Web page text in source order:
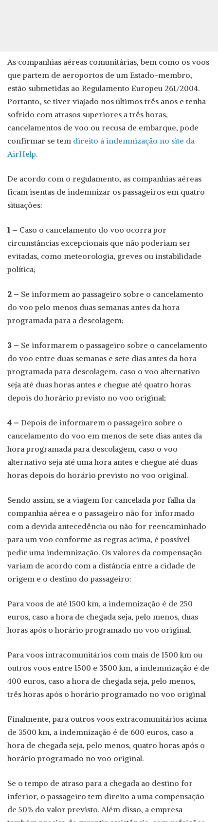
As companhias aéreas comunitárias, bem como os voos
que partem de aeroportos de um Estado-membro,
estão submetidas ao Regulamento Europeu 261/2004.
Portanto, se tiver viajado nos últimos três anos e tenha
sofrido com atrasos superiores a três horas,
cancelamentos de voo ou recusa de embarque, pode
confirmar se tem direito à indemnização no site da
AirHelp.
De acordo com o regulamento, as companhias aéreas
ficam isentas de indemnizar os passageiros em quatro
situações:
1 – Caso o cancelamento do voo ocorra por
circunstâncias excepcionais que não poderiam ser
evitadas, como meteorologia, greves ou instabilidade
política;
2 – Se informem ao passageiro sobre o cancelamento
do voo pelo menos duas semanas antes da hora
programada para a descolagem;
3 – Se informarem o passageiro sobre o cancelamento
do voo entre duas semanas e sete dias antes da hora
programada para descolagem, caso o voo alternativo
seja até duas horas antes e chegue até quatro horas
depois do horário previsto no voo original;
4 – Depois de informarem o passageiro sobre o
cancelamento do voo em menos de sete dias antes da
hora programada para descolagem, caso o voo
alternativo seja até uma hora antes e chegue até duas
horas depois do horário previsto no voo original.
Sendo assim, se a viagem for cancelada por falha da
companhia aérea e o passageiro não for informado
com a devida antecedência ou não for reencaminhado
para um voo conforme as regras acima, é possível
pedir uma indemnização. Os valores da compensação
variam de acordo com a distância entre a cidade de
origem e o destino do passageiro:
Para voos de até 1500 km, a indemnização é de 250
euros, caso a hora de chegada seja, pelo menos, duas
horas após o horário programado no voo original.
Para voos intracomunitários com mais de 1500 km ou
outros voos entre 1500 e 3500 km, a indemnização é de
400 euros, caso a hora de chegada seja, pelo menos,
três horas após o horário programado no voo original
Finalmente, para outros voos extracomunitários acima
de 3500 km, a indemnização é de 600 euros, caso a
hora de chegada seja, pelo menos, quatro horas após o
horário programado no voo original.
Se o tempo de atraso para a chegada ao destino for
inferior, o passageiro tem direito a uma compensação
de 50% do valor previsto. Além disso, a empresa